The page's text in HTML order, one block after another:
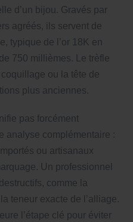
d’un bijou. Gravés par
agréés, ils servent de
typique de l’or 18K en
750 millièmes. Le trèfle
ou la tête de
plus anciennes.
pas forcément
analyse complémentaire :
ou artisanaux
Un professionnel
comme la
teneur exacte de l’alliage.
l’étape clé pour éviter